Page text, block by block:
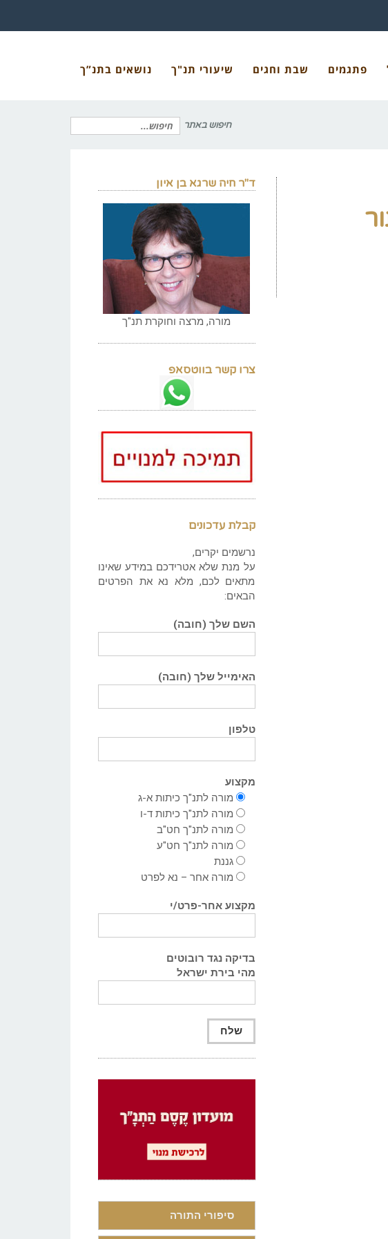
פתגמים שבת וחגים שיעורי תנ"ך נושאים בתנ”ך
חיפוש באתר
עבור:
ד"ר חיה שרגא בן איון
מורה, מרצה וחוקרת תנ"ך
צרו קשר בווטסאפ
קבלת עדכונים
נרשמים יקרים,
על מנת שלא אטרידכם במידע שאינו
מתאים לכם, מלא נא את הפרטים
הבאים:
השם שלך (חובה)
האימייל שלך (חובה)
טלפון
מקצוע
מורה לתנ"ך כיתות א-ג
מורה לתנ"ך כיתות ד-ו
מורה לתנ"ך חט"ב
מורה לתנ"ך חט"ע
גננת
מורה אחר – נא לפרט
מקצוע אחר-פרט/י
בדיקה נגד רובוטים
מהי בירת ישראל
סיפורי התורה